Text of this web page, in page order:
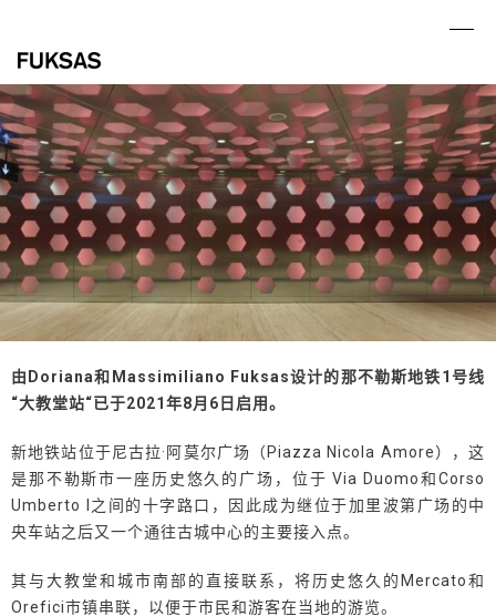
content
由Doriana和Massimiliano Fuksas设计的那不勒斯地铁1号线
“大教堂站“已于2021年8月6日启用。
新地铁站位于尼古拉·阿莫尔广场（Piazza Nicola Amore），这
是那不勒斯市一座历史悠久的广场，位于 Via Duomo和Corso
Umberto I之间的十字路口，因此成为继位于加里波第广场的中
央车站之后又一个通往古城中心的主要接入点。
其与大教堂和城市南部的直接联系，将历史悠久的Mercato和
Orefici市镇串联，以便于市民和游客在当地的游览。